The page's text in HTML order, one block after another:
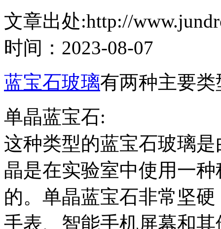
文章出处:http://
时间：2023-08-07
蓝宝石玻璃有两种主要类
单晶蓝宝石:
这种类型的蓝宝石玻璃
晶是在实验室中使用一
的。单晶蓝宝石非常坚
手表、智能手机屏幕和